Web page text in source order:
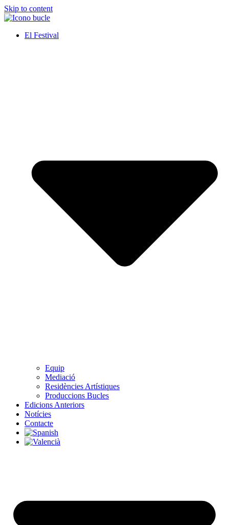
Skip to content
El Festival
Equip
Mediació
Residències Artístiques
Produccions Bucles
Edicions Anteriors
Notícies
Contacte